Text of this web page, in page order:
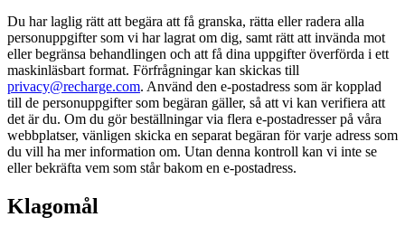
Du har laglig rätt att begära att få granska, rätta eller radera alla
personuppgifter som vi har lagrat om dig, samt rätt att invända mot
eller begränsa behandlingen och att få dina uppgifter överförda i ett
maskinläsbart format. Förfrågningar kan skickas till
privacy@recharge.com. Använd den e-postadress som är kopplad
till de personuppgifter som begäran gäller, så att vi kan verifiera att
det är du. Om du gör beställningar via flera e-postadresser på våra
webbplatser, vänligen skicka en separat begäran för varje adress som
du vill ha mer information om. Utan denna kontroll kan vi inte se
eller bekräfta vem som står bakom en e-postadress.
Klagomål